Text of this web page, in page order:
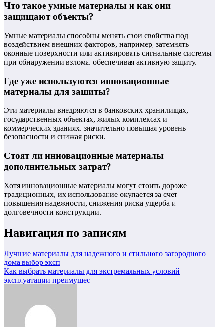
Что такое умные материалы и как они
защищают объекты?
Умные материалы способны менять свои свойства под
воздействием внешних факторов, например, затемнять
оконные поверхности или активировать сигнальные системы
при обнаружении взлома, обеспечивая активную защиту.
Где уже используются инновационные
материалы для защиты?
Эти материалы внедряются в банковских хранилищах,
государственных объектах, жилых комплексах и
коммерческих зданиях, значительно повышая уровень
безопасности и снижая риски.
Стоят ли инновационные материалы
дополнительных затрат?
Хотя инновационные материалы могут стоить дороже
традиционных, их использование окупается за счет
повышения надежности, снижения риска ущерба и
долговечности конструкции.
Навигация по записям
Лучшие материалы для надежного и стильного загородного
дома выбор эксп
Как выбрать материалы для экстремальных условий
эксплуатации преимущес